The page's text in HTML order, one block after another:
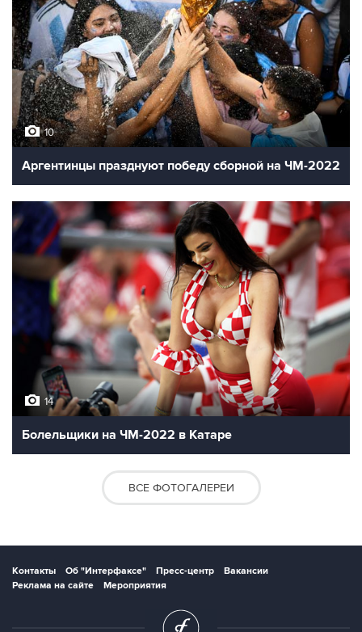
10
Аргентинцы празднуют победу сборной на ЧМ-2022
14
Болельщики на ЧМ-2022 в Катаре
ВСЕ ФОТОГАЛЕРЕИ
Контакты Об "Интерфаксе" Пресс-центр
Вакансии
Реклама на сайте
Мероприятия